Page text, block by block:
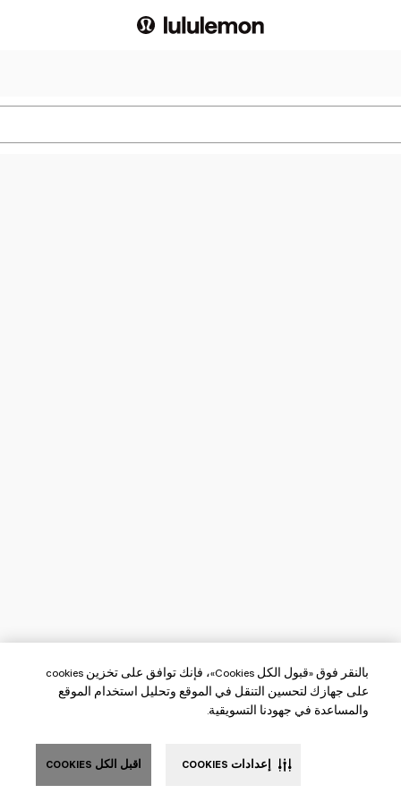
بالنقر فوق «قبول الكل Cookies»، فإنك توافق على تخزين cookies
على جهازك لتحسين التنقل في الموقع وتحليل استخدام الموقع
والمساعدة في جهودنا التسويقية.
اقبل الكل COOKIES إعدادات COOKIES